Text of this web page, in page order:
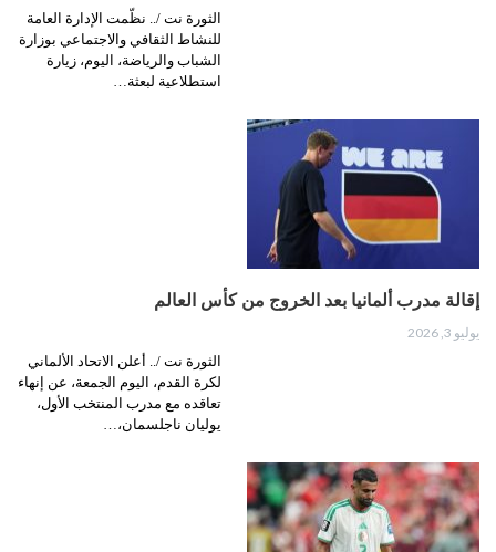
الثورة نت /.. نظّمت الإدارة العامة
للنشاط الثقافي والاجتماعي بوزارة
الشباب والرياضة، اليوم، زيارة
استطلاعية لبعثة…
إقالة مدرب ألمانيا بعد الخروج من كأس العالم
يوليو 3, 2026
الثورة نت /.. أعلن الاتحاد الألماني
لكرة القدم، اليوم الجمعة، عن إنهاء
تعاقده مع مدرب المنتخب الأول،
يوليان ناجلسمان،…